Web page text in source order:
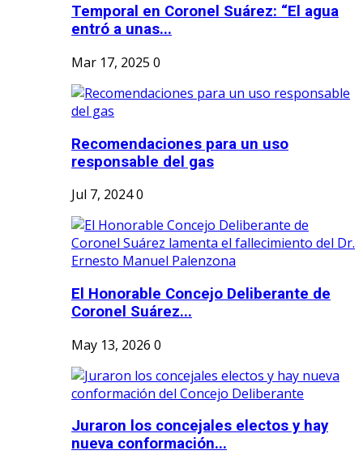
Temporal en Coronel Suárez: “El agua
entró a unas...
Mar 17, 2025 0
Recomendaciones para un uso
responsable del gas
Jul 7, 20240
El Honorable Concejo Deliberante de
Coronel Suárez...
May 13, 2026 0
Juraron los concejales electos y hay
nueva conformación...